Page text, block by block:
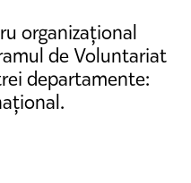
organizațional
de Voluntariat
departamente: